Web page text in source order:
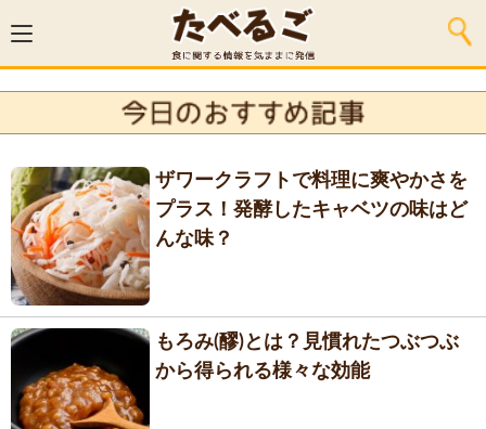
ザワークラフトで料理に爽やかさを
プラス！発酵したキャベツの味はど
んな味？
もろみ(醪)とは？見慣れたつぶつぶ
から得られる様々な効能